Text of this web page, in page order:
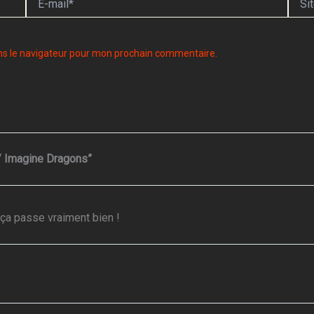
mail*
le navigateur pour mon prochain commentaire.
Dragons”
passe vraiment bien !